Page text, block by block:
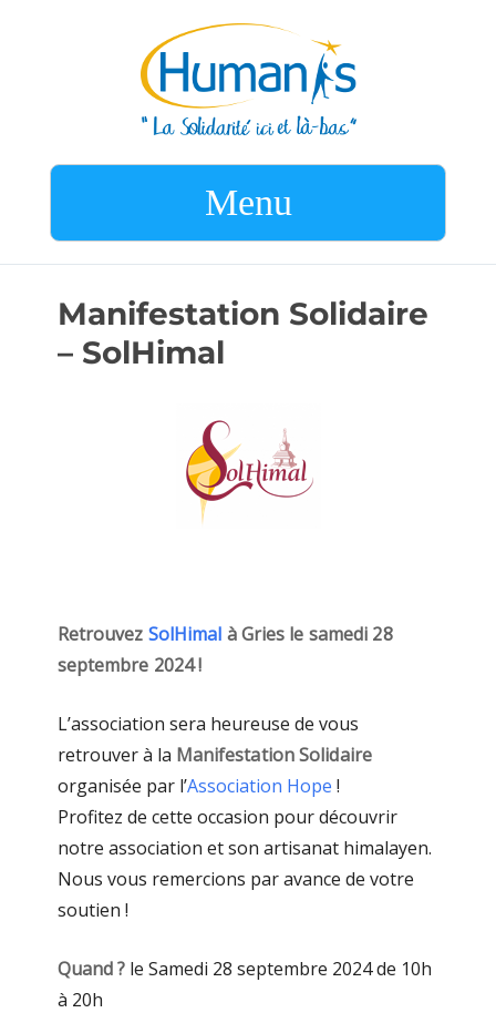
Menu
Manifestation Solidaire
– SolHimal
Retrouvez SolHimal à Gries le samedi 28
septembre 2024 !
L’association sera heureuse de vous
retrouver à la Manifestation Solidaire
organisée par l’Association Hope !
Profitez de cette occasion pour découvrir
notre association et son artisanat himalayen.
Nous vous remercions par avance de votre
soutien !
Quand ? le Samedi 28 septembre 2024 de 10h
à 20h